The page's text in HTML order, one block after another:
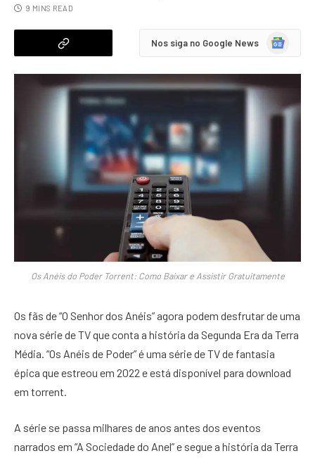
9 MINS READ
Nos siga no Google News
Google
Os Anéis do Poder Torrent: Como Baixar e Assistir Gratuitamente
Os fãs de “O Senhor dos Anéis” agora podem desfrutar de uma
nova série de TV que conta a história da Segunda Era da Terra
Média. “Os Anéis de Poder” é uma série de TV de fantasia
épica que estreou em 2022 e está disponível para download
em torrent.
A série se passa milhares de anos antes dos eventos
narrados em “A Sociedade do Anel” e segue a história da Terra